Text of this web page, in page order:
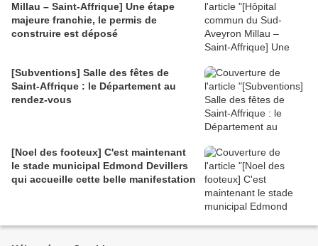
Millau – Saint-Affrique] Une étape
majeure franchie, le permis de
construire est déposé
[Subventions] Salle des fêtes de
Saint-Affrique : le Département au
rendez-vous
[Noel des footeux] C'est maintenant
le stade municipal Edmond Devillers
qui accueille cette belle manifestation